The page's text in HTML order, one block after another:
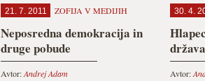
21. 7. 2011 ZOFIJA V MEDIJIH
Neposredna demokracija in
druge pobude
Avtor:Andrej Adam
30. 4.
država
Avtor: